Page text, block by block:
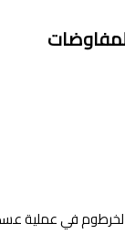
في عملية